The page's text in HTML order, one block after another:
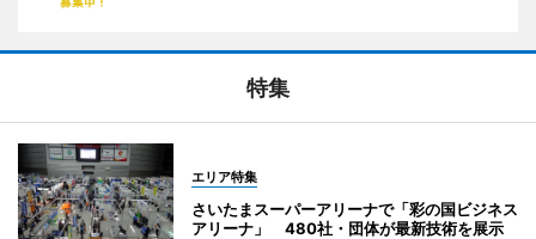
特集
エリア特集
さいたまスーパーアリーナで「彩の国ビジネス
アリーナ」 480社・団体が最新技術を展示